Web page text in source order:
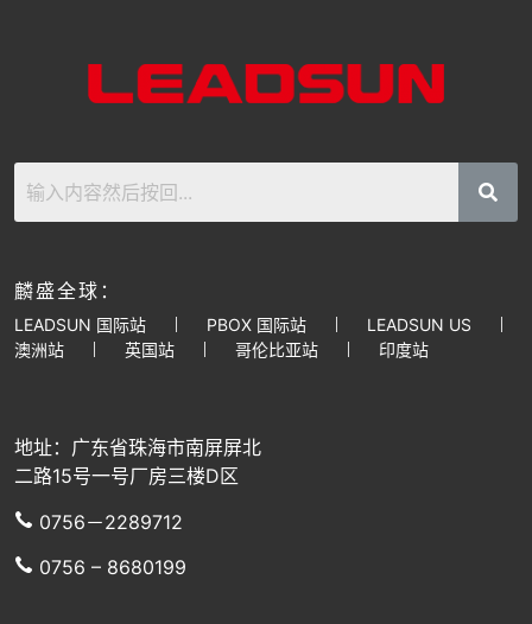
麟盛全球：
LEADSUN 国际站 PBOX 国际站
LEADSUN US
澳洲站
英国站 哥伦比亚站 印度站
地址：广东省珠海市南屏屏北
二路15号一号厂房三楼D区
0756－2289712
0756 – 8680199